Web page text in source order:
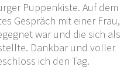
Puppenkiste. Auf dem
Gespräch mit einer Frau,
war und die sich als
Dankbar und voller
ich den Tag.